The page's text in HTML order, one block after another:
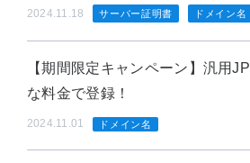
2024.11.18 サーバー証明書 ドメイン名
【期間限定キャンペーン】汎用
な料金で登録！
2024.11.01 ドメイン名